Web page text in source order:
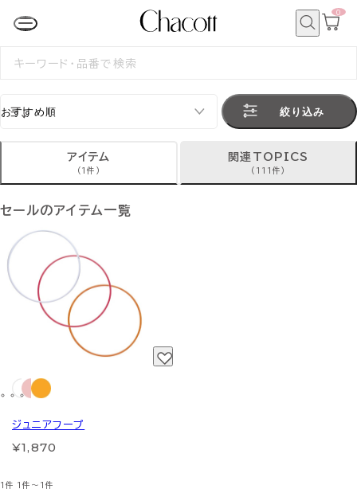
カ
0
検
絞り込み
アイテム
(1件)
関連TOPICS
(111件)
セールのアイテム一覧
ジュニアフープ
¥1,870
1件 1件～1件